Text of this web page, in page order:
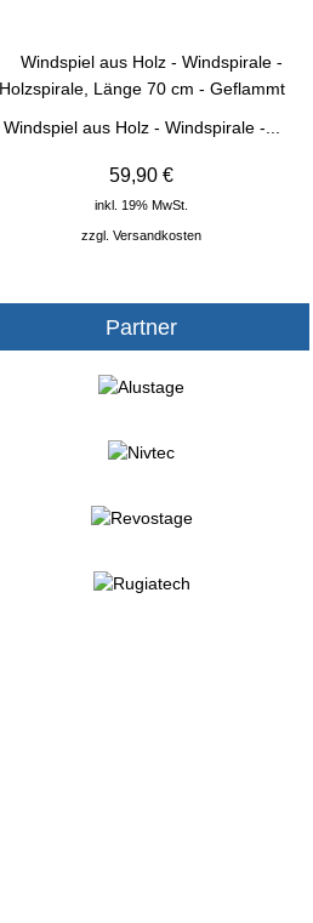
Windspiel aus Holz - Windspirale -...
59,90 €
inkl. 19% MwSt.
zzgl.Versandkosten
Partner